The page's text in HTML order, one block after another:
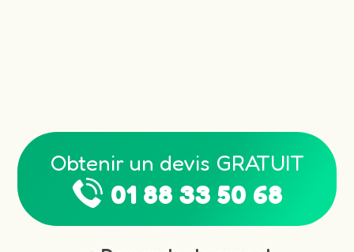
Obtenir un devis GRATUIT
01 88 33 50 68